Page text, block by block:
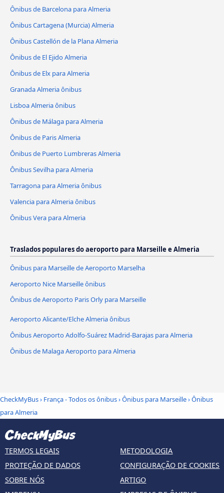
Ônibus de Barcelona para Almeria
Ônibus Cartagena (Murcia) Almeria
Ônibus Castellón de la Plana Almeria
Ônibus de El Ejido Almeria
Ônibus de Elx para Almeria
Granada Almeria ônibus
Lisboa Almeria ônibus
Ônibus de Málaga para Almeria
Ônibus de Paris Almeria
Ônibus de Puerto Lumbreras Almeria
Ônibus Sevilha para Almeria
Tarragona para Almeria ônibus
Valencia para Almeria ônibus
Ônibus Vera para Almeria
Traslados populares do aeroporto para Marseille e Almeria
Ônibus para Marseille de Aeroporto Marselha
Aeroporto Nice Marseille ônibus
Ônibus de Aeroporto Paris Orly para Marseille
Aeroporto Alicante/Elche Almeria ônibus
Ônibus Aeroporto Adolfo-Suárez Madrid-Barajas para Almeria
Ônibus de Malaga Aeroporto para Almeria
CheckMyBus› França - Todos os ônibus›Ônibus para Marseille›Ônibus
para Almeria
TERMOS LEGAIS
PROTEÇÃO DE DADOS
SOBRE NÓS
METODOLOGIA
CONFIGURAÇÃO DE COOKIES
ARTIGO